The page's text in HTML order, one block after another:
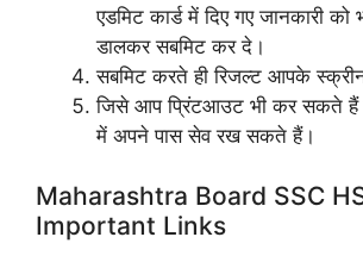
एडमिट कार्ड में दिए गए जानकारी
डालकर सबमिट कर दे।
सबमिट करते ही रिजल्ट आपके
जिसे आप प्रिंटआउट भी कर सकते हैं
में अपने पास सेव रख सकते हैं।
Maharashtra Board SSC
Important Links